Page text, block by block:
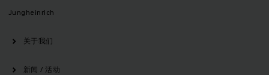
Jungheinrich
关于我们
新闻 / 活动